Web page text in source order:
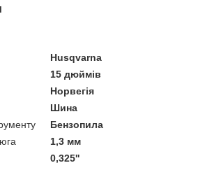
Husqvarna
15 дюймів
Норвегія
Шина
Бензопила
1,3 мм
0,325''